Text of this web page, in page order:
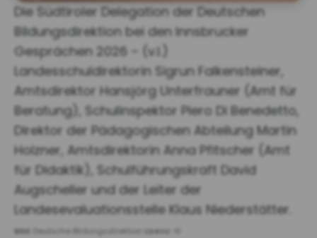
Die Südtiroler Delegation der Deutschen
Bildungsdirektion bei den Innsbrucker
Gesprächen 2026 – (v.l.)
Landesschuldirektorin Sigrun Falkensteiner,
Amtsdirektor Hansjörg Unterfrauner (Amt für
Beratung), Schulinspektor Piero Di Benedetto,
Direktor der Pädagogischen Abteilung Martin
Holzner, Amtsdirektorin Anna Pfitscher (Amt
für Didaktik), Schulführungskraft David
Augscheller und der Leiter der
Landesevaluationsstelle Klaus Niederstätter.
Bild: Deutsche Bildungsdirektion Lizenz: